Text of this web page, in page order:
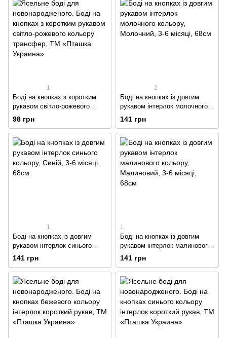
1
Боді на кнопках з коротким
рукавом світло-рожевого
кольору трансфер
98 грн
2
Боді на кнопках із довгим
рукавом інтерлок молочного
кольору
141 грн
1
Боді на кнопках із довгим
рукавом інтерлок синього
кольору
141 грн
1
Боді на кнопках із довгим
рукавом інтерлок малинового
кольору
141 грн